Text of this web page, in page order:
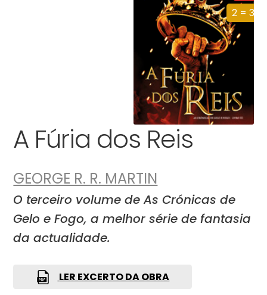
2 = 3
A Fúria dos Reis
GEORGE R. R. MARTIN
O terceiro volume de As Crónicas de
Gelo e Fogo, a melhor série de fantasia
da actualidade.
LER EXCERTO DA OBRA